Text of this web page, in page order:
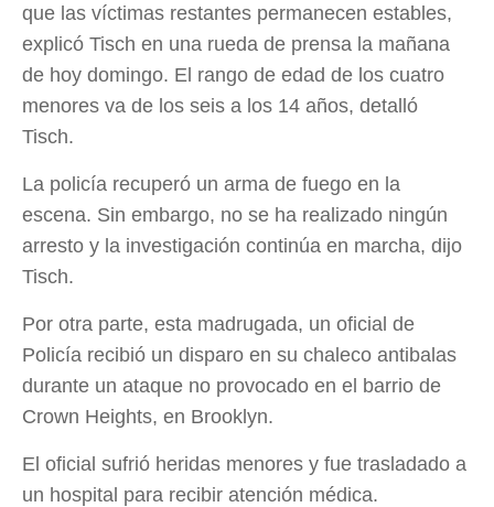
que las víctimas restantes permanecen estables,
explicó Tisch en una rueda de prensa la mañana
de hoy domingo. El rango de edad de los cuatro
menores va de los seis a los 14 años, detalló
Tisch.
La policía recuperó un arma de fuego en la
escena. Sin embargo, no se ha realizado ningún
arresto y la investigación continúa en marcha, dijo
Tisch.
Por otra parte, esta madrugada, un oficial de
Policía recibió un disparo en su chaleco antibalas
durante un ataque no provocado en el barrio de
Crown Heights, en Brooklyn.
El oficial sufrió heridas menores y fue trasladado a
un hospital para recibir atención médica.